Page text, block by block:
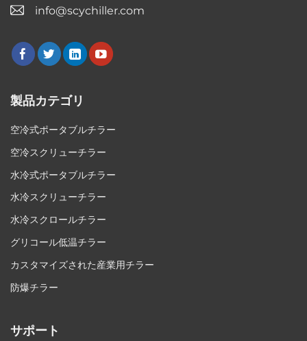
info@scychiller.com
製品カテゴリ
空冷式ポータブルチラー
空冷スクリューチラー
水冷式ポータブルチラー
水冷スクリューチラー
水冷スクロールチラー
グリコール低温チラー
カスタマイズされた産業用チラー
防爆チラー
サポート